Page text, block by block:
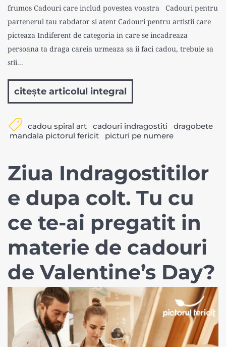
frumos Cadouri care includ povestea voastra Cadouri pentru
partenerul tau rabdator si atent Cadouri pentru artistii care
picteaza Indiferent de categoria in care se incadreaza
persoana ta draga careia urmeaza sa ii faci cadou, trebuie sa
stii...
citește articolul integral
cadou spiral art cadouri indragostiti
dragobete
mandala pictorul fericit
picturi pe numere
Ziua Indragostitilor
e dupa colt. Tu cu
ce te-ai pregatit in
materie de cadouri
de Valentine’s Day?